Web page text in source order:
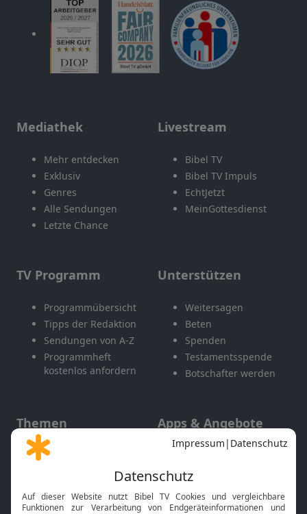
Mediathek
Mehr entdecken
Exklusiv
Genres
Alle Sendungen
Letzte Chance
Livestream
Bibel TV
Bibel TV Impuls
EchtJetzt
MeinGottesdienst
TV Programm
Programmübersicht
Tipps der Redaktion
Sendungen von A-Z
Programmheft
kostenlos anfordern
Unterstützen
Weitersagen
Beten
Spenden
Testamentsspende
Botschafter werden
Themen
Gott und Bibel erklärt
Neuigkeiten
Apps & Angebote
Mobile App
Smart TV